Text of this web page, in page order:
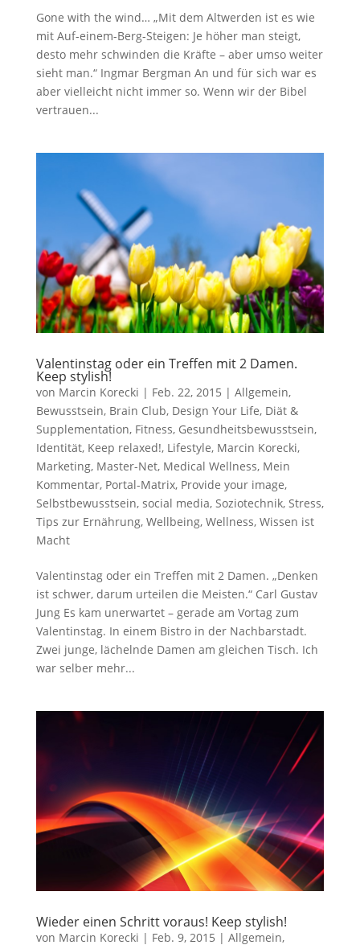
Gone with the wind… „Mit dem Altwerden ist es wie
mit Auf-einem-Berg-Steigen: Je höher man steigt,
desto mehr schwinden die Kräfte – aber umso weiter
sieht man.“ Ingmar Bergman An und für sich war es
aber vielleicht nicht immer so. Wenn wir der Bibel
vertrauen...
Valentinstag oder ein Treffen mit 2 Damen.
Keep stylish!
von Marcin Korecki | Feb. 22, 2015 | Allgemein,
Bewusstsein, Brain Club, Design Your Life, Diät &
Supplementation, Fitness, Gesundheitsbewusstsein,
Identität, Keep relaxed!, Lifestyle, Marcin Korecki,
Marketing, Master-Net, Medical Wellness, Mein
Kommentar, Portal-Matrix, Provide your image,
Selbstbewusstsein, social media, Soziotechnik, Stress,
Tips zur Ernährung, Wellbeing, Wellness, Wissen ist
Macht
Valentinstag oder ein Treffen mit 2 Damen. „Denken
ist schwer, darum urteilen die Meisten.“ Carl Gustav
Jung Es kam unerwartet – gerade am Vortag zum
Valentinstag. In einem Bistro in der Nachbarstadt.
Zwei junge, lächelnde Damen am gleichen Tisch. Ich
war selber mehr...
Wieder einen Schritt voraus! Keep stylish!
von Marcin Korecki | Feb. 9, 2015 | Allgemein,